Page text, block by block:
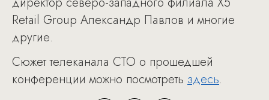
Retail Group Александр Павлов и многие
другие.
Сюжет телеканала СТО о прошедшей
конференции можно посмотреть здесь.